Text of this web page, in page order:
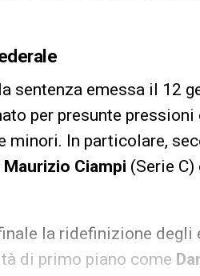
sentenza emessa il 12
per presunte
In particolare,
Maurizio Ciampi (Serie C)
la ridefinizione
di primo piano come